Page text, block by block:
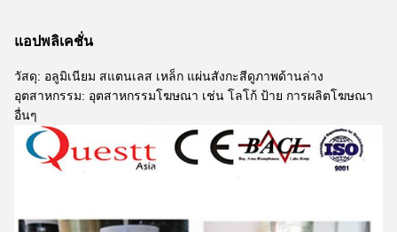
แอปพลิเคชั่น
วัสดุ: อลูมิเนียม สแตนเลส เหล็ก แผ่นสังกะสีดูภาพด้านล่าง
อุตสาหกรรม: อุตสาหกรรมโฆษณา เช่น โลโก้ ป้าย การผลิตโฆษณา
อื่นๆ